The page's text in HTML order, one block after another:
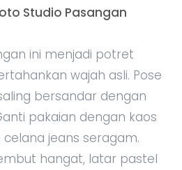
Studio Pasangan
ini menjadi potret
wajah asli. Pose
bersandar dengan
pakaian dengan kaos
jeans seragam.
hangat, latar pastel